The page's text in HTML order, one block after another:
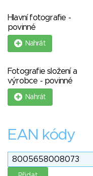
Hlavní fotografie -
povinné
Nahrát
Fotografie složení a
výrobce - povinné
Nahrát
EAN kódy